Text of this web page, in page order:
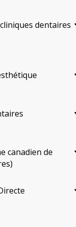
dentaires
canadien de